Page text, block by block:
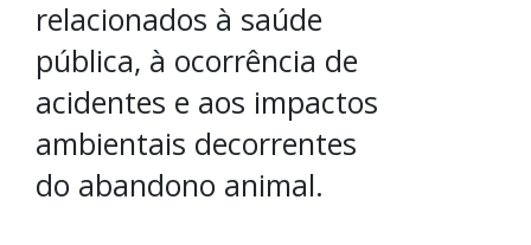
relacionados à saúde
pública, à ocorrência de
acidentes e aos impactos
ambientais decorrentes
do abandono animal.